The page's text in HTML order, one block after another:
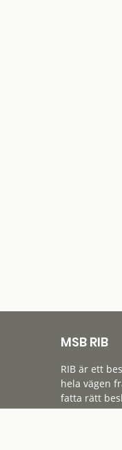
MSB RIB
RIB är ett
hela vägen
fatta rätt